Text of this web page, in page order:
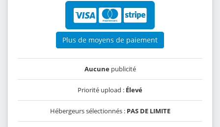
Plus de moyens de paiement
Aucunepublicité
Priorité upload : Élevé
Hébergeurs sélectionnés : PAS DE LIMITE